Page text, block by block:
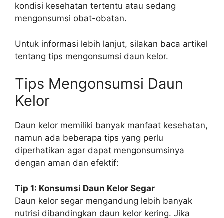
kondisi kesehatan tertentu atau sedang
mengonsumsi obat-obatan.
Untuk informasi lebih lanjut, silakan baca artikel
tentang tips mengonsumsi daun kelor.
Tips Mengonsumsi Daun
Kelor
Daun kelor memiliki banyak manfaat kesehatan,
namun ada beberapa tips yang perlu
diperhatikan agar dapat mengonsumsinya
dengan aman dan efektif:
Tip 1: Konsumsi Daun Kelor Segar
Daun kelor segar mengandung lebih banyak
nutrisi dibandingkan daun kelor kering. Jika